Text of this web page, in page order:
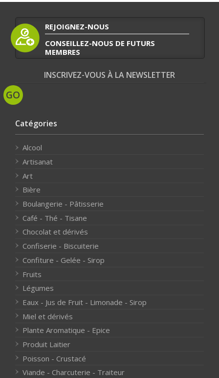
REJOIGNEZ-NOUS
CONSEILLEZ-NOUS DE FUTURS
MEMBRES
INSCRIVEZ-VOUS À LA NEWSLETTER
Catégories
Alcool
Artisanat
Art
Bière
Boulangerie - Pâtisserie
Café - Thé - Tisane
Chocolat et dérivés
Confiserie - Biscuiterie
Confiture - Gelée - Sirop
Fruits
Légumes
Eaux - Jus de Fruit - Limonade - Sirop
Miel et dérivés
Plante Aromatique - Epice
Produit Laitier
Poisson - Crustacé
Viande - Charcuterie - Traiteur